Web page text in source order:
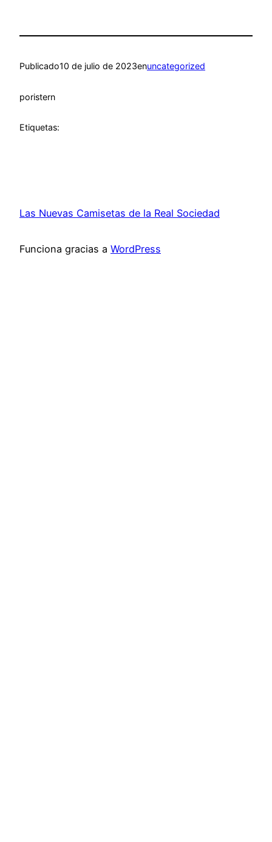
Publicado10 de julio de 2023enuncategorized
poristern
Etiquetas:
Las Nuevas Camisetas de la Real Sociedad
Funciona gracias a WordPress